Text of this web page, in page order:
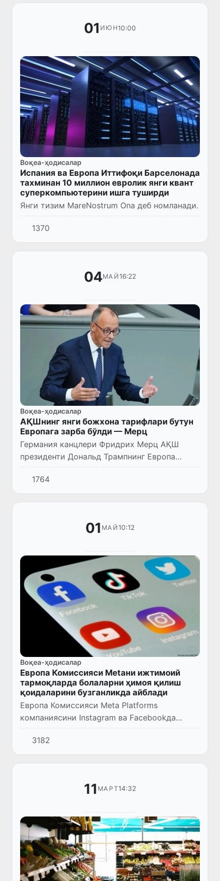
01 ИЮН10:00
Воқеа-ҳодисалар
Испания ва Европа Иттифоқи Барселонада
тахминан 10 миллион евролик янги квант
суперкомпьютерини ишга туширди
Янги тизим MareNostrum Ona ​​деб номланади.
1370
04МАЙ16:22
Воқеа-ҳодисалар
АҚШнинг янги божхона тарифлари бутун
Европага зарба бўлди — Мерц
Германия канцлери Фридрих Мерц АҚШ
президенти Дональд Трампнинг Европа
Иттифоқидан импорт қилинадиган
автомобилларга божхона тарифларини
жорий этиш тўғрисидаги қарори бутун
1764
01 МАЙ10:12
Воқеа-ҳодисалар
Европа Комиссияси Меtани ижтимоий
тармоқларда болаларни ҳимоя қилиш
қоидаларини бузганликда айблади
Европа Комиссияси Meta Platforms
компаниясини Instagram ва Facebookда
болаларни етарли даражада ҳимоя
қилмаганликда айблади.
3182
11 МАРТ14:32